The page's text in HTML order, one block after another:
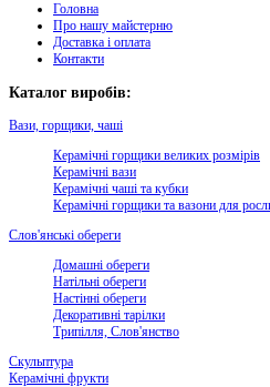
Головна
Про нашу майстерню
Доставка і оплата
Контакти
Каталог виробів:
Вази, горщики, чаші
Керамічні горщики великих розмірів
Керамічні вази
Керамічні чаші та кубки
Керамічні горщики та вазони для
Слов'янські обереги
Домашні обереги
Натільні обереги
Настінні обереги
Декоративні тарілки
Трипілля, Слов'янство
Скульптура
Керамічні фрукти